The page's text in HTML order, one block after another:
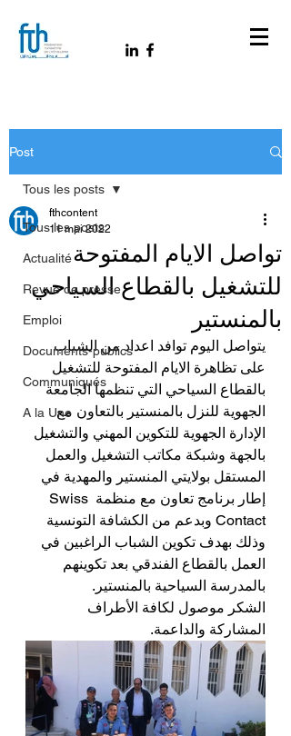
Post
Tous les posts
Actualité
Revue de presse
Emploi
Documents-publics
Communiqués
A la Une
Tous les posts
تواصل الايام المفتوحة
للتشغيل بالقطاع السياحي
بالمنستير
fthcontent
11 mai 2022
يتواصل اليوم توافد اعداد من الشباب
على تظاهرة الايام المفتوحة للتشغيل
بالقطاع السياحي التي تنظمها الجامعة
الجهوية للنزل بالمنستير بالتعاون مع
الإدارة الجهوية للتكوين المهني والتشغيل
بالجهة وشبكة مكاتب التشغيل والعمل
المستقل بولايتي المنستير والمهدية في
إطار برنامج تعاون مع منظمة Swiss
Contact وبدعم من الكشافة التونسية
وذلك بهدف تكوين الشباب الراغبين في
العمل بالقطاع الفندقي بعد تكوينهم
بالمدرسة السياحية بالمنستير.
الشكر موصول لكافة الأطراف
المشاركة والداعمة.